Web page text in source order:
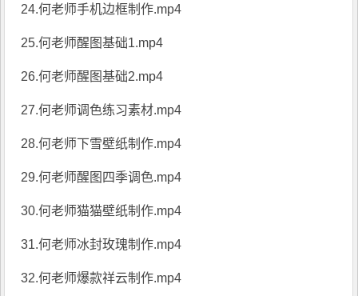
24.何老师手机边框制作.mp4
25.何老师醒图基础1.mp4
26.何老师醒图基础2.mp4
27.何老师调色练习素材.mp4
28.何老师下雪壁纸制作.mp4
29.何老师醒图四季调色.mp4
30.何老师猫猫壁纸制作.mp4
31.何老师冰封玫瑰制作.mp4
32.何老师爆款祥云制作.mp4